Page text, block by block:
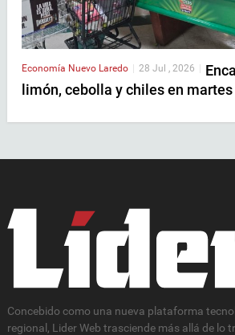
Economía Nuevo Laredo | 28 Jul , 2026 |
limón, cebolla y chiles en
Concebido como una nueva plataforma
regional, Lider Web trasciende más allá de lo